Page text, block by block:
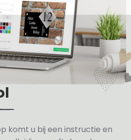
komt u bij een instructie en